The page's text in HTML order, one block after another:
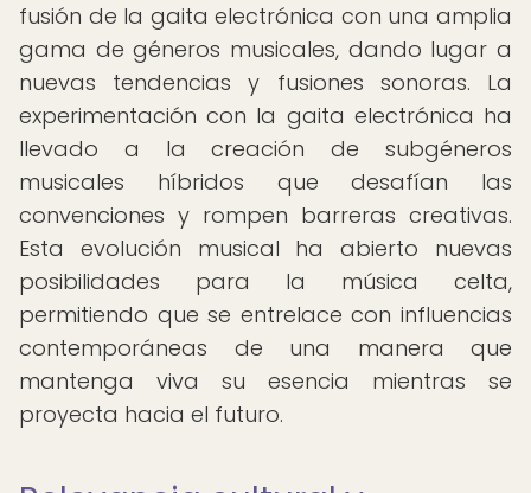
fusión de la gaita electrónica con una amplia
gama de géneros musicales, dando lugar a
nuevas tendencias y fusiones sonoras. La
experimentación con la gaita electrónica ha
llevado a la creación de subgéneros
musicales híbridos que desafían las
convenciones y rompen barreras creativas.
Esta evolución musical ha abierto nuevas
posibilidades para la música celta,
permitiendo que se entrelace con influencias
contemporáneas de una manera que
mantenga viva su esencia mientras se
proyecta hacia el futuro.